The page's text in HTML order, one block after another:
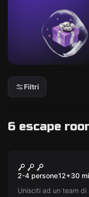
Filtri
6 escape
L'Ascensore
2-4 persone12+30
Unisciti ad un team